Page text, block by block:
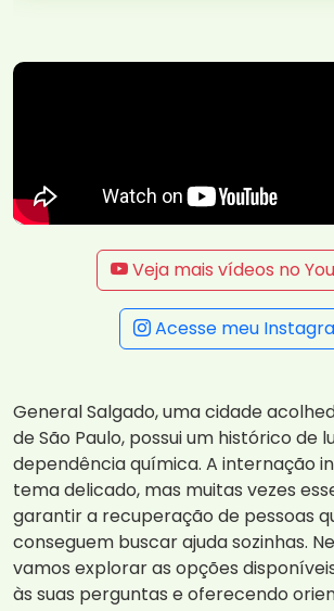
Veja mais vídeos no
Acesse meu
General Salgado, uma cidade
de São Paulo, possui um histórico de
dependência química. A internação
tema delicado, mas muitas vezes
garantir a recuperação de pessoas
conseguem buscar ajuda sozinhas.
vamos explorar as opções
às suas perguntas e oferecendo